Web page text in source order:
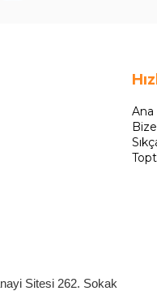
Sitesi 262. Sokak
Ana